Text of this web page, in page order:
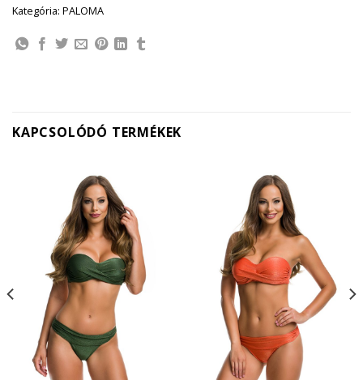
Kategória: PALOMA
KAPCSOLÓDÓ TERMÉKEK